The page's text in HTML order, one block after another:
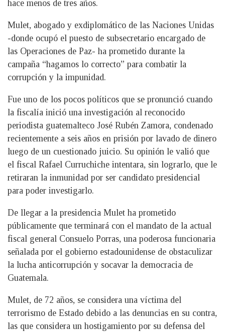
hace menos de tres años.
Mulet, abogado y exdiplomático de las Naciones Unidas
-donde ocupó el puesto de subsecretario encargado de
las Operaciones de Paz- ha prometido durante la
campaña “hagamos lo correcto” para combatir la
corrupción y la impunidad.
Fue uno de los pocos políticos que se pronunció cuando
la fiscalía inició una investigación al reconocido
periodista guatemalteco José Rubén Zamora, condenado
recientemente a seis años en prisión por lavado de dinero
luego de un cuestionado juicio. Su opinión le valió que
el fiscal Rafael Curruchiche intentara, sin lograrlo, que le
retiraran la inmunidad por ser candidato presidencial
para poder investigarlo.
De llegar a la presidencia Mulet ha prometido
públicamente que terminará con el mandato de la actual
fiscal general Consuelo Porras, una poderosa funcionaria
señalada por el gobierno estadounidense de obstaculizar
la lucha anticorrupción y socavar la democracia de
Guatemala.
Mulet, de 72 años, se considera una víctima del
terrorismo de Estado debido a las denuncias en su contra,
las que considera un hostigamiento por su defensa del